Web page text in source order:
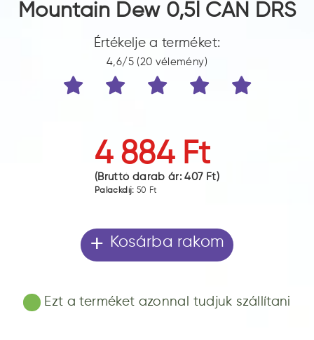
Mountain Dew 0,5l CAN DRS
Értékelje a terméket:
4,6/5 (20 vélemény)
4 884 Ft
(Bruttó darab ár:407 Ft)
Palackdíj: 50 Ft
+ Kosárba rakom
Ezt a terméket azonnal tudjuk szállítani